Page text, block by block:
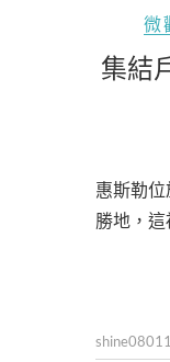
微
集結
惠斯勒
勝地，